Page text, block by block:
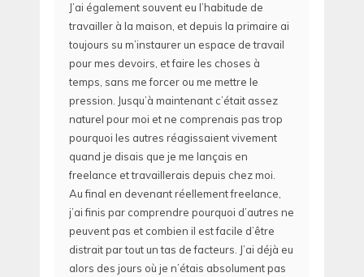
J’ai également souvent eu l’habitude de
travailler à la maison, et depuis la primaire ai
toujours su m’instaurer un espace de travail
pour mes devoirs, et faire les choses à
temps, sans me forcer ou me mettre le
pression. Jusqu’à maintenant c’était assez
naturel pour moi et ne comprenais pas trop
pourquoi les autres réagissaient vivement
quand je disais que je me lançais en
freelance et travaillerais depuis chez moi.
Au final en devenant réellement freelance,
j’ai finis par comprendre pourquoi d’autres ne
peuvent pas et combien il est facile d’être
distrait par tout un tas de facteurs. J’ai déjà eu
alors des jours où je n’étais absolument pas